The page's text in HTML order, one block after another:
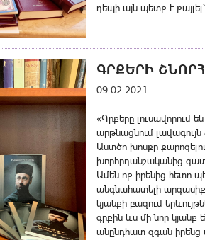
դեպի այն պետք է
ԳՐՔԵՐԻ
09 02 2021
«Գրքերը լուսավորում
արթնացնում
Աստծո խոսքը
խորհրդանշականից զատ
Ամեն ոք իրենից հետո
անգնահատելի
կյանքի բազում
գրքին ևս մի նոր
անընդհատ զգան իրենց